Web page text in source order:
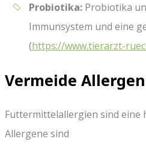
Probiotika: Probiotika
Immunsystem und eine
(https://www.tierarzt-
Vermeide
Futtermittelallergien sind eine
Allergene sind